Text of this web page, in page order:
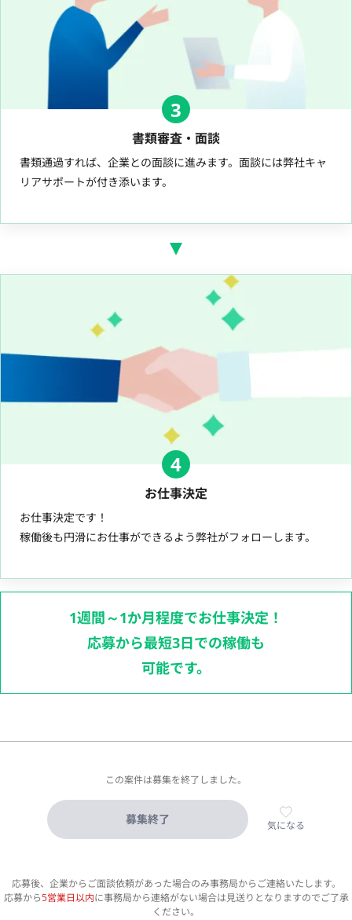
3
書類審査・面談
書類通過すれば、企業との面談に進みます。面談には弊社キャ
リアサポートが付き添います。
4
お仕事決定
お仕事決定です！
稼働後も円滑にお仕事ができるよう弊社がフォローします。
1週間～1か月程度でお仕事決定！
応募から最短3日での稼働も
可能です。
この案件は募集を終了しました。
募集終了 気になる
応募後、企業からご面談依頼があった場合のみ事務局からご連絡いたします。
応募から5営業日以内に事務局から連絡がない場合は見送りとなりますのでご了承
ください。